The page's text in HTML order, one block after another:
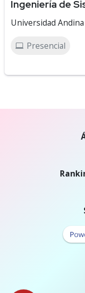
Ingeniería de
Universidad
Presencial